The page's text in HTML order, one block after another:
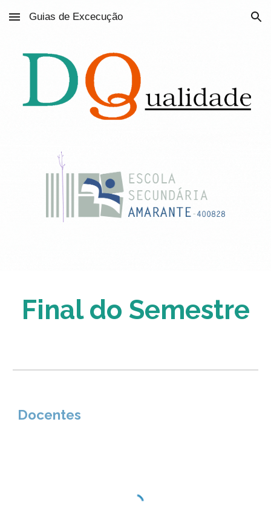
Skip to main content Skip to navigation
Guias de Excecução
Final do Semestre
Docentes